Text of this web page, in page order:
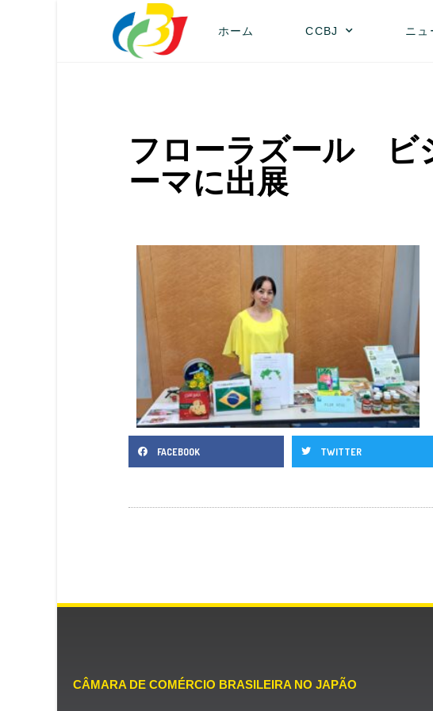
ホーム CCBJ ニュ
フローラズール ビ
ーマに出展
FACEBOOK TWITTER
CÂMARA DE COMÉRCIO BRASILEIRA NO JAPÃO